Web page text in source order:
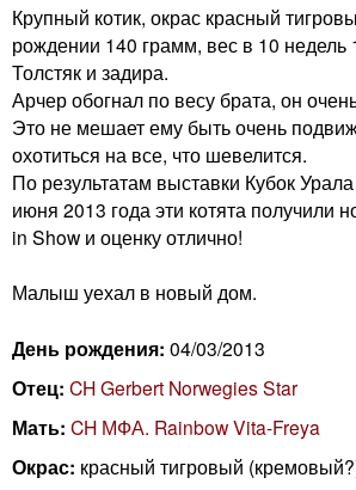
l
i
n
g
C
a
t
n
m
e
n
u
Крупный котик, окрас красный
рождении 140 грамм, вес в 10 недель
Толстяк и задира.
Арчер обогнал по весу брата, он
Это не мешает ему быть очень
охотиться на все, что шевелится.
По результатам выставки Кубок
июня 2013 года эти котята получили
in Show и оценку отлично!
Малыш уехал в новый дом.
День рождения: 04/03/2013
Отец: CH Gerbert Norwegies Star
Мать: CH МФА. Rainbow Vita-Freya
Окрас: красный тигровый